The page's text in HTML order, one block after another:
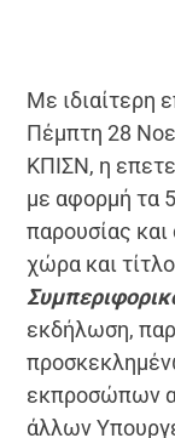
Με ιδιαίτερη
Πέμπτη 28
ΚΠΙΣΝ, η
με αφορμή τα
παρουσίας
χώρα και
εκδήλωση,
εκπροσώπων
άλλων